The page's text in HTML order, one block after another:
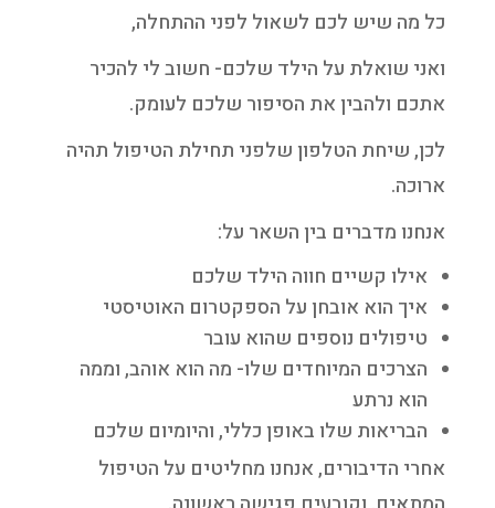
כל מה שיש לכם לשאול לפני ההתחלה,
ואני שואלת על הילד שלכם- חשוב לי להכיר
אתכם ולהבין את הסיפור שלכם לעומק.
לכן, שיחת הטלפון שלפני תחילת הטיפול תהיה
ארוכה.
אנחנו מדברים בין השאר על:
אילו קשיים חווה הילד שלכם
איך הוא אובחן על הספקטרום האוטיסטי
טיפולים נוספים שהוא עובר
הצרכים המיוחדים שלו- מה הוא אוהב, וממה
הוא נרתע
הבריאות שלו באופן כללי, והיומיום שלכם
אחרי הדיבורים, אנחנו מחליטים על הטיפול